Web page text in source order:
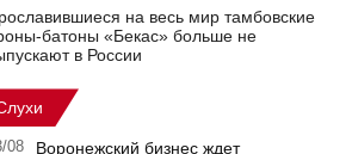
на весь мир тамбовские
батоны «Бекас» больше не
в России
08
Воронежский бизнес ждет